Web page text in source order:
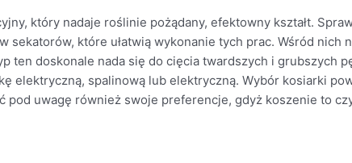
który nadaje roślinie pożądany, efektowny kształt.
sekatorów, które ułatwią wykonanie tych prac. Wśród
ten doskonale nada się do cięcia twardszych i grubszych
elektryczną, spalinową lub elektryczną. Wybór kosiarki
pod uwagę również swoje preferencje, gdyż koszenie to